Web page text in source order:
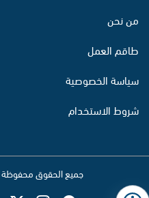
من نحن
طاقم العمل
سياسة الخصوصية
شروط الاستخدام
جميع الحقوق محفوظة © 2026 | موقع